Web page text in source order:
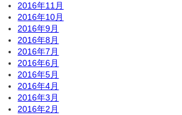
2016年11月
2016年10月
2016年9月
2016年8月
2016年7月
2016年6月
2016年5月
2016年4月
2016年3月
2016年2月